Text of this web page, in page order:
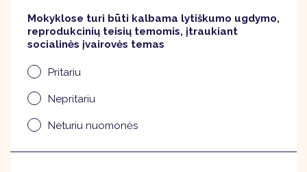
Mokyklose turi būti kalbama lytiškumo ugdymo,
reprodukcinių teisių temomis, įtraukiant
socialinės įvairovės temas
Pritariu
Nepritariu
Neturiu nuomonės